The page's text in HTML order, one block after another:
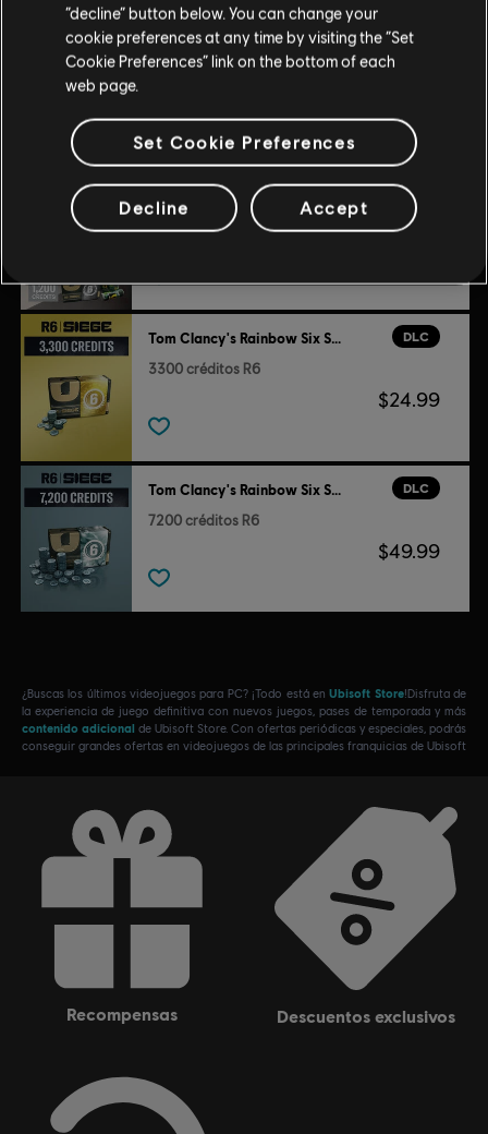
Género:Multijugador, Shooter
Condiciones del PC: Necesitas una cuenta Ubisoft e instalar la
aplicación Ubisoft Connect para jugar este contenido.
© 2025 Ubisoft Entertainment. All Rights Reserved. Tom
Clancy’s, Rainbow Six, the Soldier Icon, Ubisoft, and the
Ubisoft logo are registered or unregistered trademarks of
Ubisoft Entertainment in the US and/or other countries.
DLC
Tom Clancy’s Rainbow Six Siege
1200 créditos R6
DLC
Tom Clancy’s Rainbow Six Siege
Paquete de bienvenida de 1200
DLC
Tom Clancy's Rainbow Six Siege
3300 créditos R6
$24.99
DLC
Tom Clancy's Rainbow Six Siege
7200 créditos R6
$49.99
¿Buscas los últimos videojuegos para PC? ¡Todo está enUbisoft Store!Disfruta de
la experiencia de juego definitiva con nuevos juegos, pases de temporada y más
contenido adicional de Ubisoft Store. Con ofertas periódicas y especiales, podrás
conseguir grandes ofertas en videojuegos de las principales franquicias de Ubisoft
recompensas descuentos exclusivos
“decline” button below. You can change your
cookie preferences at any time by visiting the “Set
Cookie Preferences” link on the bottom of each
web page.
Set Cookie Preferences
Decline Accept